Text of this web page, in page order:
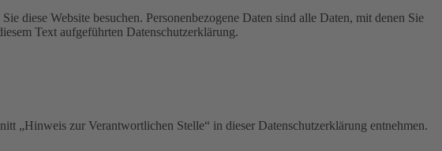
diese Website besuchen. Personenbezogene Daten sind alle Daten, mit denen Sie
Text aufgeführten Datenschutzerklärung.
„Hinweis zur Verantwortlichen Stelle“ in dieser Datenschutzerklärung entnehmen.